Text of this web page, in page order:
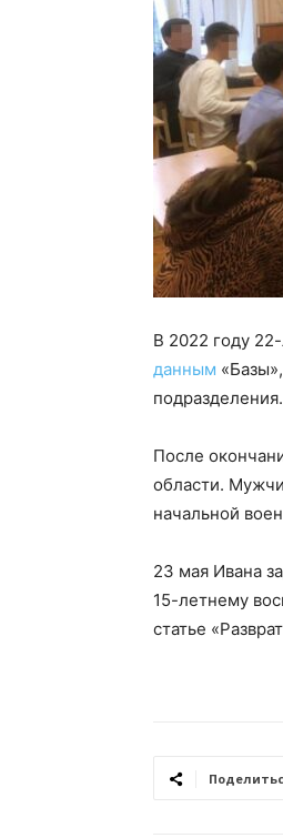
В 2022 году
данным
подразделения.
После
области.
начальной
23 мая Ивана
15-летнему
статье